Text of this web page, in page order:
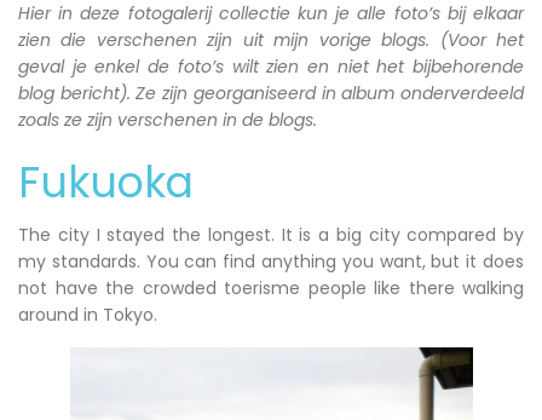
Hier in deze fotogalerij collectie kun je alle foto’s bij elkaar
zien die verschenen zijn uit mijn vorige blogs. (Voor het
geval je enkel de foto’s wilt zien en niet het bijbehorende
blog bericht). Ze zijn georganiseerd in album onderverdeeld
zoals ze zijn verschenen in de blogs.
Fukuoka
The city I stayed the longest. It is a big city compared by
my standards. You can find anything you want, but it does
not have the crowded toerisme people like there walking
around in Tokyo.